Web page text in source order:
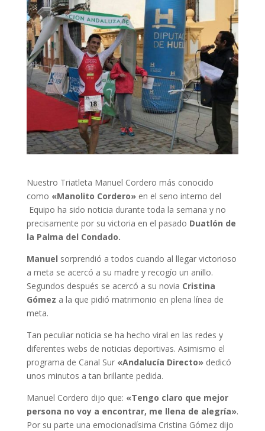
Nuestro Triatleta Manuel Cordero más conocido
como «Manolito Cordero»en el seno interno del
Equipo ha sido noticia durante toda la semana y no
precisamente por su victoria en el pasado Duatlón de
la Palma del Condado.
Manuel sorprendió a todos cuando al llegar victorioso
a meta se acercó a su madre y recogío un anillo.
Segundos después se acercó a su novia Cristina
Gómez a la que pidió matrimonio en plena línea de
meta.
Tan peculiar noticia se ha hecho viral en las redes y
diferentes webs de noticias deportivas. Asimismo el
programa de Canal Sur «Andalucía Directo»dedicó
unos minutos a tan brillante pedida.
Manuel Cordero dijo que: «Tengo claro que mejor
persona no voy a encontrar, me llena de alegría».
Por su parte una emocionadísima Cristina Gómez dijo